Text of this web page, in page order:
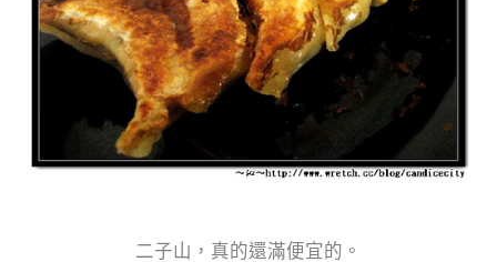
二子山，真的還滿便宜的。